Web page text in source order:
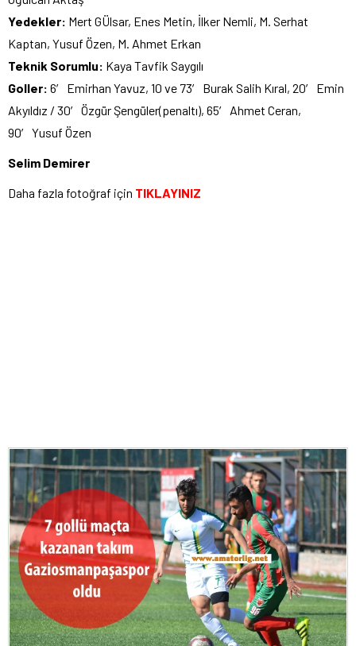
Yedekler: Mert GÜlsar, Enes Metin, İlker Nemli, M. Serhat
Kaptan, Yusuf Özen, M. Ahmet Erkan
Teknik Sorumlu: Kaya Tavfik Saygılı
Goller: 6′ Emirhan Yavuz, 10 ve 73′ Burak Salih Kıral, 20′ Emin
Akyıldız / 30′ Özgür Şengüler(penaltı), 65′ Ahmet Ceran,
90′ Yusuf Özen
Selim Demirer
Daha fazla fotoğraf için TIKLAYINIZ